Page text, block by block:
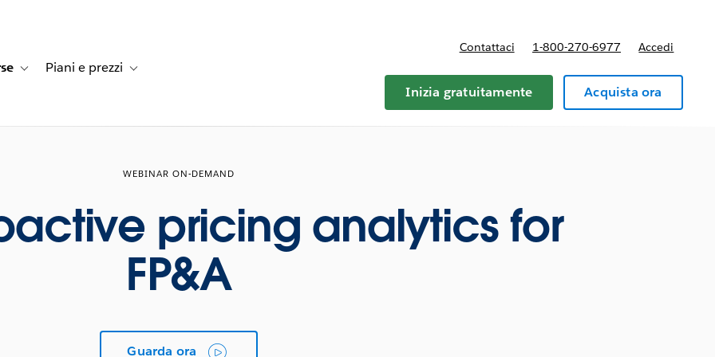
dei clientifor Soluzioni
Toggle sub-navigation for Risorse
Piani e prezzi Toggle sub-navigation for Piani e prezzi
Contattaci 1-800-270-6977 Accedi
Inizia gratuitamente Acquista ora
WEBINAR ON-DEMAND
pricing analytics for
FP&A
Guarda ora